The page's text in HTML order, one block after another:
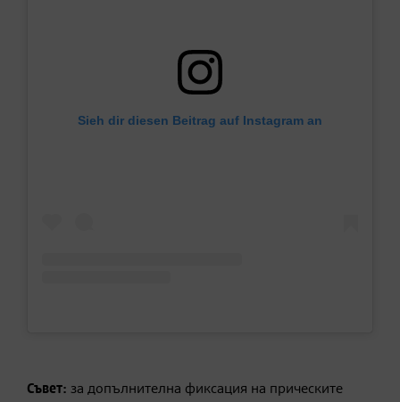
Sieh dir diesen Beitrag auf Instagram an
Съвет: за допълнителна фиксация на прическите